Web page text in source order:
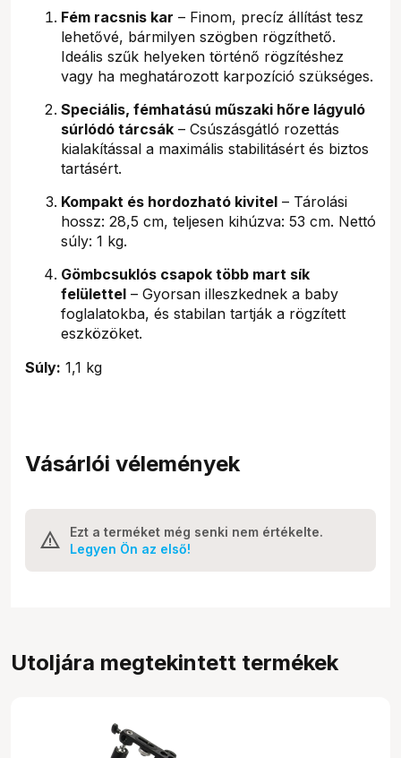
Fém racsnis kar – Finom, precíz állítást tesz
lehetővé, bármilyen szögben rögzíthető.
Ideális szűk helyeken történő rögzítéshez
vagy ha meghatározott karpozíció szükséges.
Speciális, fémhatású műszaki hőre lágyuló
súrlódó tárcsák – Csúszásgátló rozettás
kialakítással a maximális stabilitásért és biztos
tartásért.
Kompakt és hordozható kivitel – Tárolási
hossz: 28,5 cm, teljesen kihúzva: 53 cm. Nettó
súly: 1 kg.
Gömbcsuklós csapok több mart sík
felülettel – Gyorsan illeszkednek a baby
foglalatokba, és stabilan tartják a rögzített
eszközöket.
Súly: 1,1 kg
Vásárlói vélemények
Ezt a terméket még senki nem értékelte.
Legyen Ön az első!
Utoljára megtekintett termékek